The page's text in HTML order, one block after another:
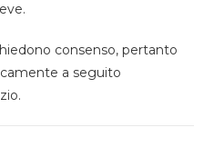
consenso, pertanto
a seguito